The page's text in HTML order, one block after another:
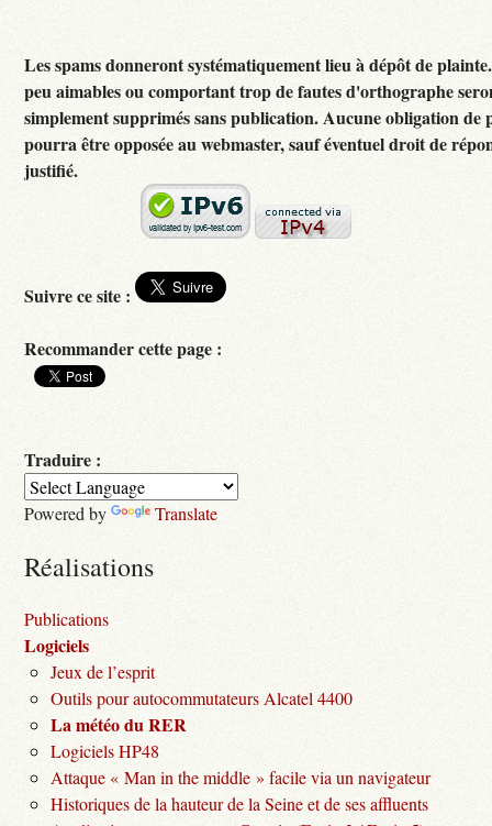
Les spams donneront systématiquement lieu à dépôt de plainte.
peu aimables ou comportant trop de fautes d'orthographe
simplement supprimés sans publication. Aucune obligation de
pourra être opposée au webmaster, sauf éventuel droit de
justifié.
Suivre ce site :
Recommander cette page :
Traduire :
Powered by Translate
Réalisations
Publications
Logiciels
Jeux de l’esprit
Outils pour autocommutateurs Alcatel 4400
La météo du RER
Logiciels HP48
Attaque « Man in the middle » facile via un navigateur
Historiques de la hauteur de la Seine et de ses affluents